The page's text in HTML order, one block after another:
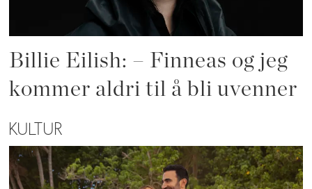
Billie Eilish: – Finneas og jeg
kommer aldri til å bli uvenner
KULTUR